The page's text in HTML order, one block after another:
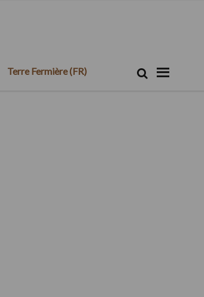
Terre Fermière (FR) Zoek